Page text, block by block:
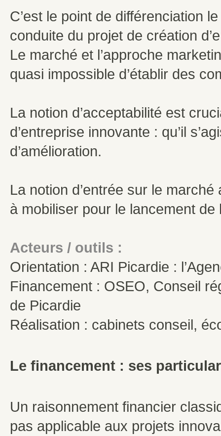
C’est le point de différenciation
conduite du projet de création
Le marché et l’approche
quasi impossible d’établir des
La notion d’acceptabilité est
d’entreprise innovante : qu’il
d’amélioration.
La notion d’entrée sur le
à mobiliser pour le lancement de
Acteurs / outils :
Orientation : ARI Picardie :
Financement : OSEO, Conseil
de Picardie
Réalisation : cabinets conseil,
Le financement : ses
Un raisonnement financier
pas applicable aux projets